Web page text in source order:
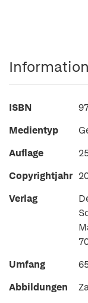
ISBN
Medientyp
Auflage
Copyrightjahr
Verlag
Umfang
Abbildungen